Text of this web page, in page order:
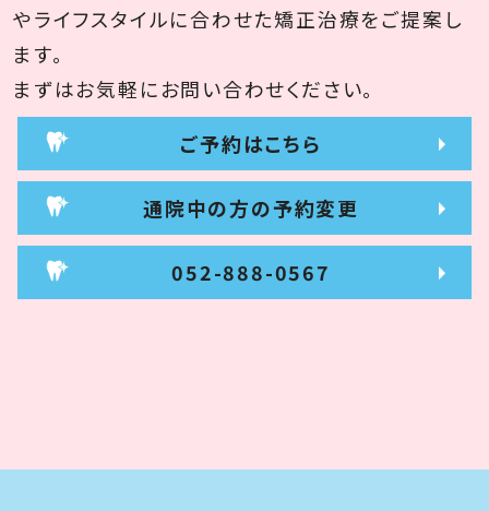
やライフスタイルに合わせた矯正治療をご提案し
ます。
まずはお気軽にお問い合わせください。
ご予約はこちら
通院中の方の予約変更
052-888-0567